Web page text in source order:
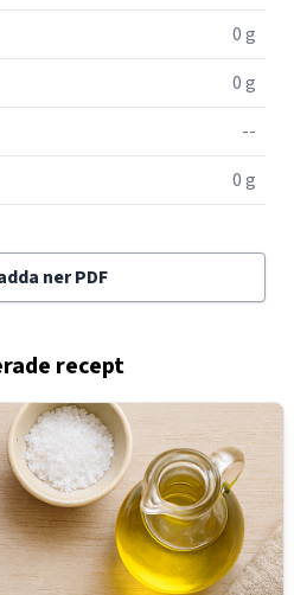
0 g
0 g
--
0 g
ner PDF
recept